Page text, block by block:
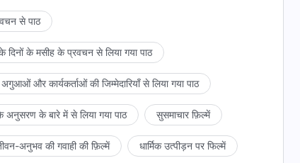
से पाठ
के मसीह के प्रवचन से लिया गया पाठ
और कार्यकर्ताओं की जिम्मेदारियाँ से लिया गया पाठ
के बारे में से लिया गया पाठ सुसमाचार फ़िल्में
अनुभव की गवाही की फ़िल्में धार्मिक उत्पीड़न पर फिल्में